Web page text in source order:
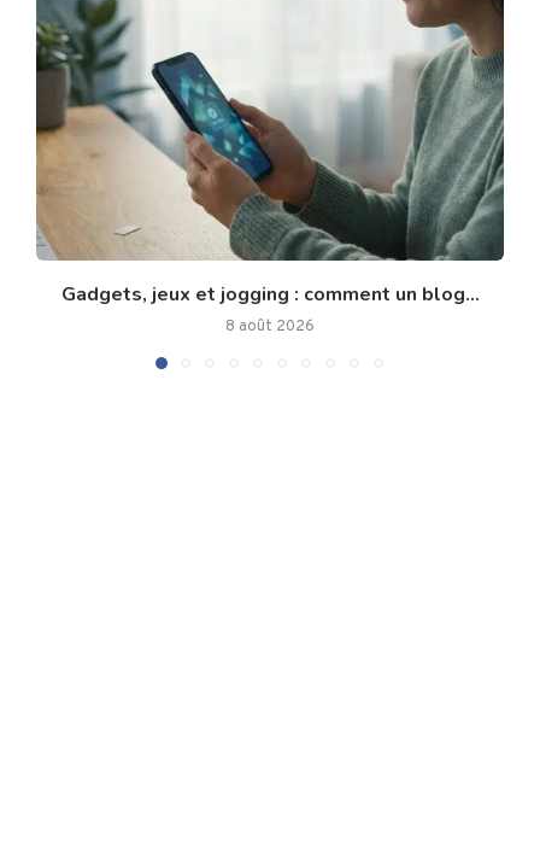
Gadgets, jeux et jogging : comment un blog...
8 août 2026